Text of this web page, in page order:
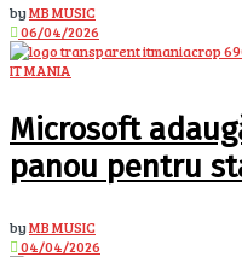
byMB MUSIC
06/04/2026
IT MANIA
Microsoft
panou pentru
byMB MUSIC
04/04/2026